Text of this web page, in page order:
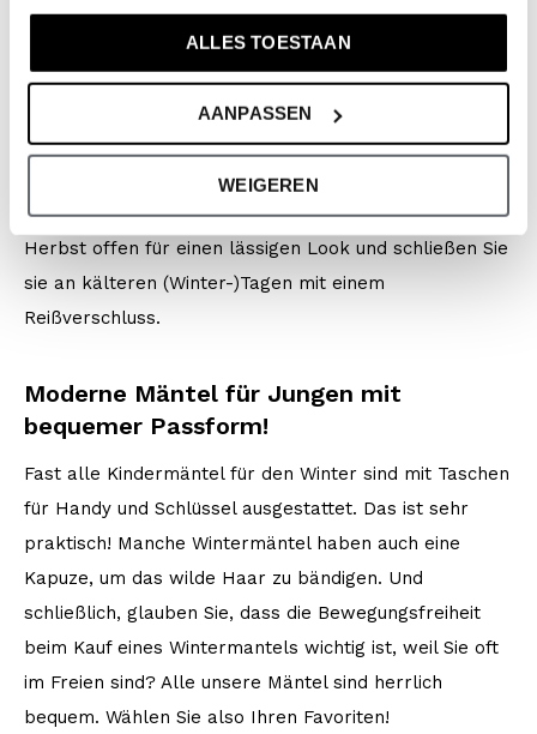
ALLES TOESTAAN
AANPASSEN
WEIGEREN
Wollen Sie originell aussehen? Oder möchten Sie lieber
etwas Legeres? Mit einer No Way Monday-Jacke
sehen Sie immer modern aus, und zwar nach Ihren
eigenen Vorstellungen. Tragen Sie Ihre Jacke im
Herbst offen für einen lässigen Look und schließen Sie
sie an kälteren (Winter-)Tagen mit einem
Reißverschluss.
Moderne Mäntel für Jungen mit
bequemer Passform!
Fast alle Kindermäntel für den Winter sind mit Taschen
für Handy und Schlüssel ausgestattet. Das ist sehr
praktisch! Manche Wintermäntel haben auch eine
Kapuze, um das wilde Haar zu bändigen. Und
schließlich, glauben Sie, dass die Bewegungsfreiheit
beim Kauf eines Wintermantels wichtig ist, weil Sie oft
im Freien sind? Alle unsere Mäntel sind herrlich
bequem. Wählen Sie also Ihren Favoriten!